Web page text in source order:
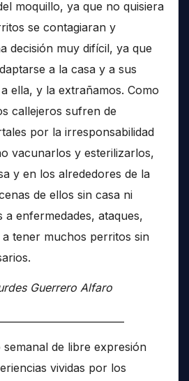
moquillo, ya que no quisiera
se contagiaran y
decisión muy difícil, ya que
a la casa y a sus
ella, y la extrañamos. Como
callejeros sufren de
por la irresponsabilidad
vacunarlos y esterilizarlos,
y en los alrededores de la
de ellos sin casa ni
a enfermedades, ataques,
tener muchos perritos sin
Guerrero Alfaro
semanal de libre expresión
vividas por los